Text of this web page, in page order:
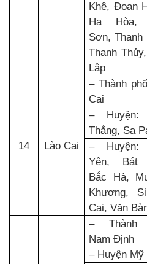
Khê, Đoan
Hạ Hòa,
Sơn, Thanh
Thanh
Lập
14 Lào Cai
– Thành
Cai
– Huyện:
Thắng, Sa
– Huyện:
Yên, Bát
Bắc Hà,
Khương,
Cai, Văn
– Thành
Nam Định
– Huyện Mỹ